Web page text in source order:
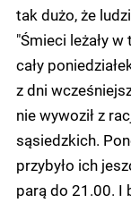
tak dużo, że
"Śmieci leżały
cały
z dni
nie wywoził z
sąsiedzkich.
przybyło ich
parą do 21.00. I